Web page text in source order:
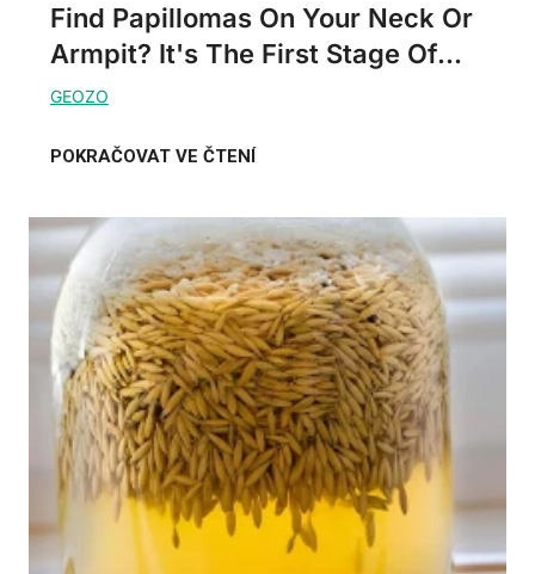
Find Papillomas On Your Neck Or
Armpit? It's The First Stage Of...